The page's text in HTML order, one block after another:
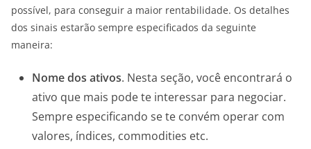
possível, para conseguir a maior rentabilidade. Os detalhes
dos sinais estarão sempre especificados da seguinte
maneira:
Nome dos ativos. Nesta seção, você encontrará o
ativo que mais pode te interessar para negociar.
Sempre especificando se te convém operar com
valores, índices, commodities etc.